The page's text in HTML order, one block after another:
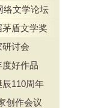
络文学论坛
盾文学奖
研讨会
好作品
110周年
创作会议